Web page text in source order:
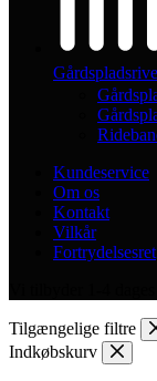
Kundeservice
Om os
Kontakt
Vilkår
Fortrydelsesret
Tilgængelige filtre
Indkøbskurv